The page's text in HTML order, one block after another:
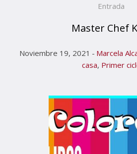
Entrada
Master Chef
Noviembre 19, 2021 Marcela
casa, Primer